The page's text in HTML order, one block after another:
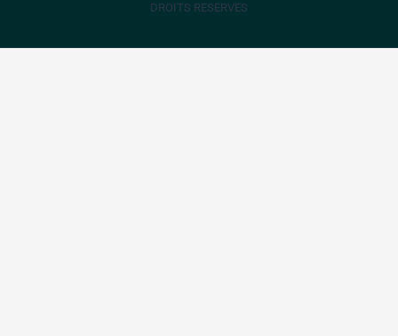
DROITS RESERVES